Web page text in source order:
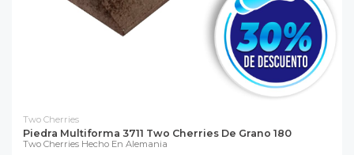
Two Cherries
Piedra Multiforma 3711 Two Cherries De Grano 180
Two Cherries Hecho En Alemania